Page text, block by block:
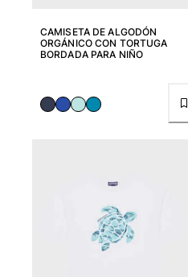
Accesorios
Sombreros y Gorras
Ver todo Sombreros y Gorras
Toallas & pareo
CAMISETA DE ALGODÓN
ORGÁNICO CON TORTUGA
BORDADA PARA NIÑO